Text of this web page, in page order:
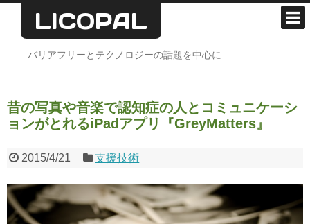
LICOPAL
バリアフリーとテクノロジーの話題を中心に
昔の写真や音楽で認知症の人とコミュニケーシ
ョンがとれるiPadアプリ『GreyMatters』
2015/4/21 支援技術
デザイン